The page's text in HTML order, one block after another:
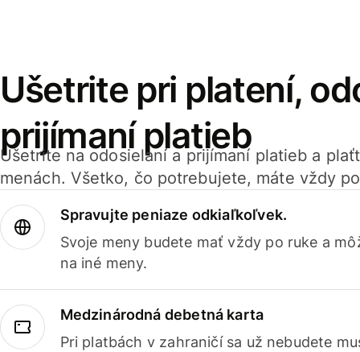
Ušetrite pri platení,
prijímaní platieb
Ušetrite na odosielaní a prijímaní platieb a
menách. Všetko, čo potrebujete, máte vždy
Spravujte peniaze odkiaľkoľvek.
Svoje meny budete mať vždy po ruke a
na iné meny.
Medzinárodná debetná karta
Pri platbách v zahraničí sa už nebudete